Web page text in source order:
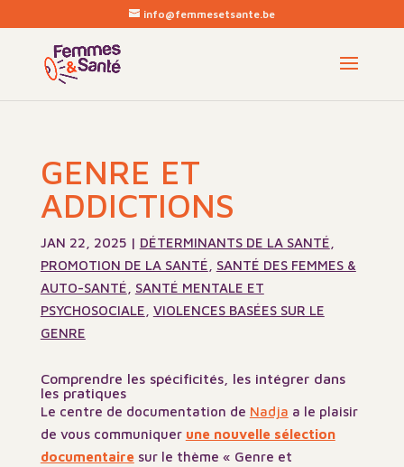
info@femmesetsante.be
GENRE ET
ADDICTIONS
JAN 22, 2025| DÉTERMINANTS DE LA SANTÉ
PROMOTION DE LA SANTÉ
SANTÉ DES FEMMES &
AUTO-SANTÉ
SANTÉ MENTALE ET
PSYCHOSOCIALE VIOLENCES BASÉES SUR LE
GENRE
Comprendre les spécificités, les intégrer dans
les pratiques
Le centre de documentation de Nadja a le plaisir
de vous communiquer une nouvelle sélection
documentairesur le thème « Genre et